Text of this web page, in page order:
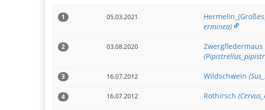
1 05.03.2021
erminea)
2 03.08.2020
Zwergfledermaus
3 16.07.2012 Wildschwein
4 16.07.2012 Rothirsch